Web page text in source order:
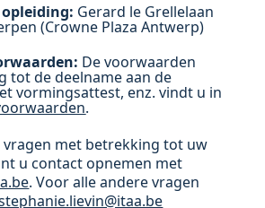
Gerard le Grellelaan
(Crowne Plaza Antwerp)
: De voorwaarden
tot de deelname aan de
vormingsattest, enz. vindt u in
.
vragen met betrekking tot uw
u contact opnemen met
. Voor alle andere vragen